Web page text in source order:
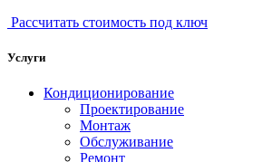
Рассчитать стоимость под ключ
Услуги
Кондиционирование
Проектирование
Монтаж
Обслуживание
Ремонт